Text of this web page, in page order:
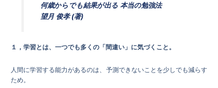
何歳からでも結果が出る 本当の勉強法
望月 俊孝 (著)
１，学習とは、一つでも多くの「間違い」に気づくこと。
人間に学習する能力があるのは、予測できないことを少しでも減らす
ため。